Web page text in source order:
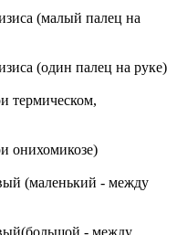
(малый палец на
(один палец на руке)
термическом,
онихомикозе)
(маленький - между
- между